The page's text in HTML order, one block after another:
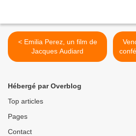
< Emilia Perez, un film de
Jacques Audiard
Hébergé par Overblog
Top articles
Pages
Contact